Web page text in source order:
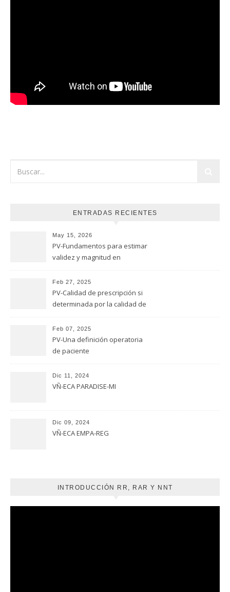
ENTRADAS RECIENTES
May 15, 2026
PV-Fundamentos para estimar
validez y magnitud en
Feb 27, 2025
PV-Calidad de prescripción si
determinada por la calidad de
Feb 07, 2025
PV-Una definición operatoria
de paciente
Dic 11, 2024
VÑ-ECA PARADISE-MI
Dic 09, 2024
VÑ-ECA EMPA-REG
INTRODUCCIÓN RR, RAR Y NNT